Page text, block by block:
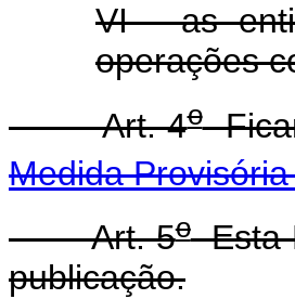
VI - as
operações
Art. 4o
Medida
Art. 5oEsta
publicação.